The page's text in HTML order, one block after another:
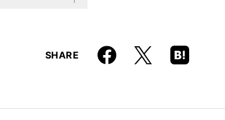
SHARE Faceboo
k
X
Hatena
Boo